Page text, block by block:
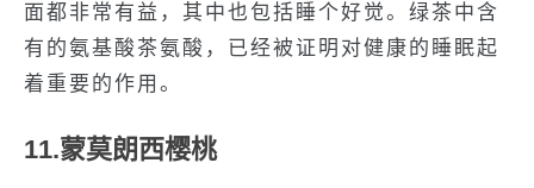
面都非常有益，其中也包括睡个好觉。绿茶中含
有的氨基酸茶氨酸，已经被证明对健康的睡眠起
着重要的作用。
11.蒙莫朗西樱桃